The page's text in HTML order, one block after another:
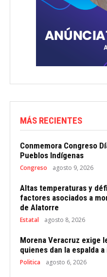
MÁS RECIENTES
Conmemora Congreso
Pueblos Indígenas
Congreso agosto 9, 2026
Altas temperaturas y
factores asociados a
de Alatorre
Estatal agosto 8, 2026
Morena Veracruz exige
quienes dan la espalda
Politica agosto 6, 2026